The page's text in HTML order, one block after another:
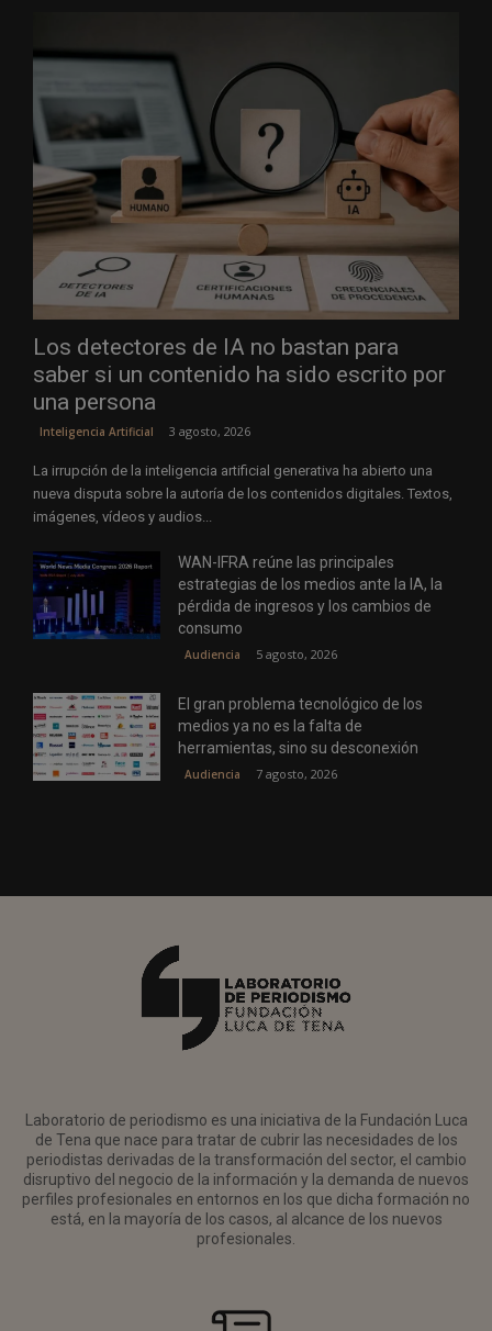
Los detectores de IA no bastan para
saber si un contenido ha sido escrito por
una persona
Inteligencia Artificial 3 agosto, 2026
La irrupción de la inteligencia artificial generativa ha abierto una
nueva disputa sobre la autoría de los contenidos digitales. Textos,
imágenes, vídeos y audios...
WAN-IFRA reúne las principales
estrategias de los medios ante la IA, la
pérdida de ingresos y los cambios de
consumo
Audiencia 5 agosto, 2026
El gran problema tecnológico de los
medios ya no es la falta de
herramientas, sino su desconexión
Audiencia 7 agosto, 2026
Laboratorio de periodismo es una iniciativa de la Fundación Luca
de Tena que nace para tratar de cubrir las necesidades de los
periodistas derivadas de la transformación del sector, el cambio
disruptivo del negocio de la información y la demanda de nuevos
perfiles profesionales en entornos en los que dicha formación no
está, en la mayoría de los casos, al alcance de los nuevos
profesionales.